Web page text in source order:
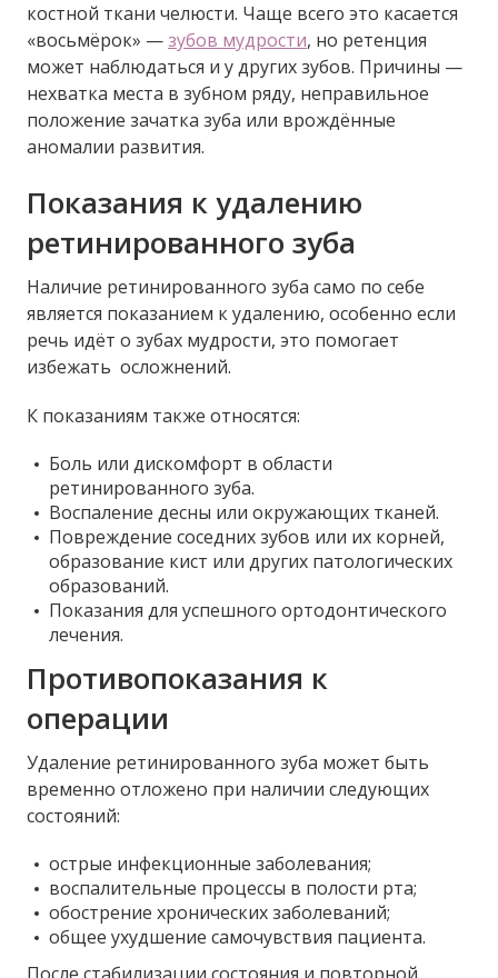
костной ткани челюсти. Чаще всего это касается
«восьмёрок» —зубов мудрости, но ретенция
может наблюдаться и у других зубов. Причины —
нехватка места в зубном ряду, неправильное
положение зачатка зуба или врождённые
аномалии развития.
Показания к удалению
ретинированного зуба
Наличие ретинированного зуба само по себе
является показанием к удалению, особенно если
речь идёт о зубах мудрости, это помогает
избежать осложнений.
К показаниям также относятся:
Боль или дискомфорт в области
ретинированного зуба.
Воспаление десны или окружающих тканей.
Повреждение соседних зубов или их корней,
образование кист или других патологических
образований.
Показания для успешного ортодонтического
лечения.
Противопоказания к
операции
Удаление ретинированного зуба может быть
временно отложено при наличии следующих
состояний:
острые инфекционные заболевания;
воспалительные процессы в полости рта;
обострение хронических заболеваний;
общее ухудшение самочувствия пациента.